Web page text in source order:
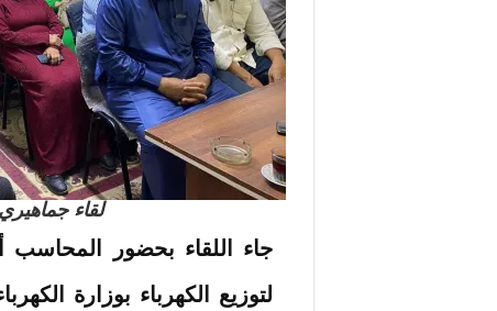
لقاء
جاء اللقاء بحضور المحاسب
لتوزيع الكهرباء بوزارة